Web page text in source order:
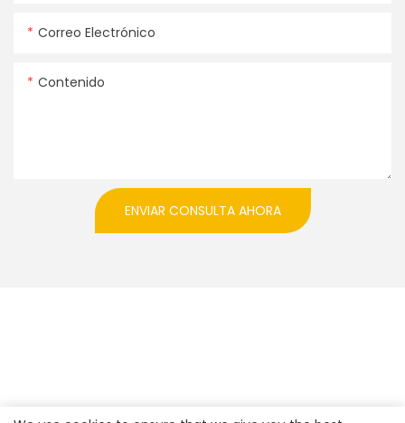
Correo Electrónico
Contenido
ENVIAR CONSULTA AHORA